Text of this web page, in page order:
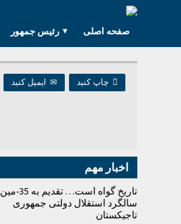
رئیس جمهور صفحه اصلی
 چاپ کنید ✉ ایمیل کنید
اخبار مهم
تاریخ گواه است… تقدیم به 35-مین
سالگرد استقلال دولتی جمهوری
تاجیکستان